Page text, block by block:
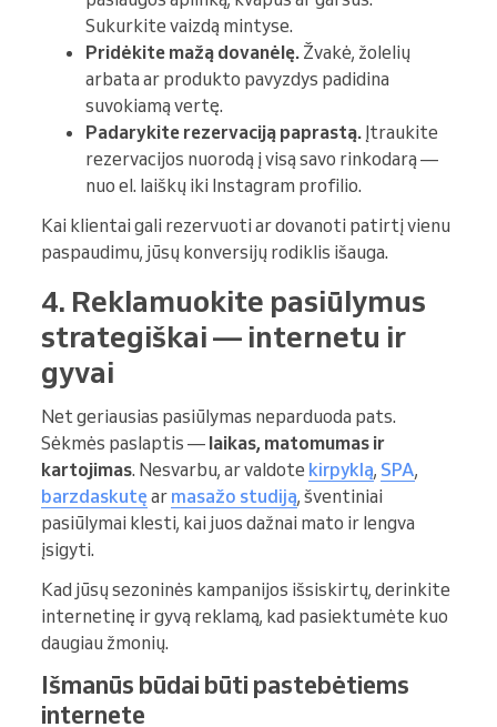
Sukurkite vaizdą mintyse.
Pridėkite mažą dovanėlę. Žvakė, žolelių
arbata ar produkto pavyzdys padidina
suvokiamą vertę.
Padarykite rezervaciją paprastą. Įtraukite
rezervacijos nuorodą į visą savo rinkodarą —
nuo el. laiškų iki Instagram profilio.
Kai klientai gali rezervuoti ar dovanoti patirtį vienu
paspaudimu, jūsų konversijų rodiklis išauga.
4. Reklamuokite pasiūlymus
strategiškai — internetu ir
gyvai
Net geriausias pasiūlymas neparduoda pats.
Sėkmės paslaptis — laikas, matomumas ir
kartojimas. Nesvarbu, ar valdote kirpyklą, SPA,
barzdaskutę ar masažo studiją, šventiniai
pasiūlymai klesti, kai juos dažnai mato ir lengva
įsigyti.
Kad jūsų sezoninės kampanijos išsiskirtų, derinkite
internetinę ir gyvą reklamą, kad pasiektumėte kuo
daugiau žmonių.
Išmanūs būdai būti pastebėtiems
internete